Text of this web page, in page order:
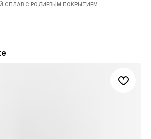
СПЛАВ С РОДИЕВЫМ ПОКРЫТИЕМ.